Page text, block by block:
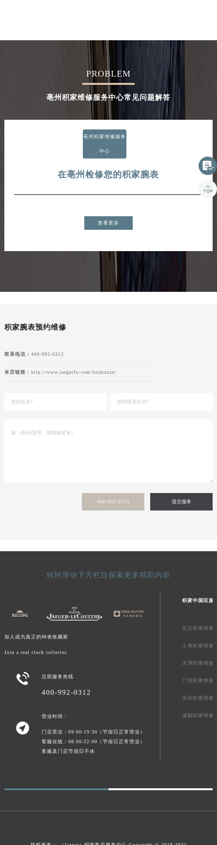
PROBLEM
亳州积家维修服务中心常见问题解答
亳州积家维修服务
中心
在亳州检修您的积家腕表
查看更多
积家腕表预约维修
联系电话： 400-992-0312
本页链接： http://www.jaegerfw.com/bozhouzx/
400-992-0312 提交服务
轻轻滑动下方栏目探索更多精彩内容
加入成为真正的钟表收藏家
Join a real clock collector.
 总部服务热线
400-992-0312

营业时间：
门店营业：09:00-19:30（节假日正常营业）
客服在线：08:00-22:00（节假日正常营业）
客服及门店节假日不休
积家中国区服
北京积家维修
上海积家维修
天津积家维修
广州积家维修
深圳积家维修
成都积家维修

